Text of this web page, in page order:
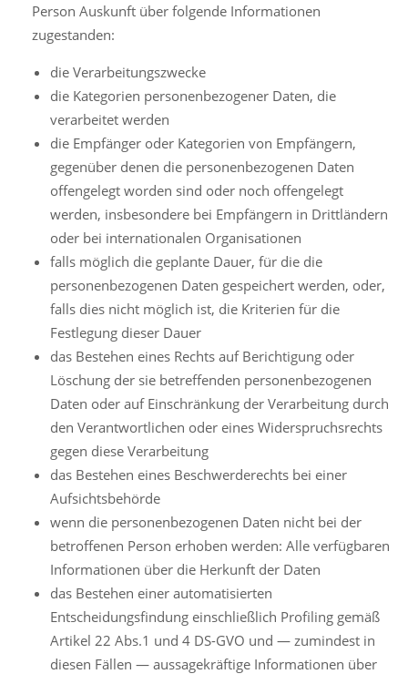
Person Auskunft über folgende Informationen
zugestanden:
die Verarbeitungszwecke
die Kategorien personenbezogener Daten, die
verarbeitet werden
die Empfänger oder Kategorien von Empfängern,
gegenüber denen die personenbezogenen Daten
offengelegt worden sind oder noch offengelegt
werden, insbesondere bei Empfängern in Drittländern
oder bei internationalen Organisationen
falls möglich die geplante Dauer, für die die
personenbezogenen Daten gespeichert werden, oder,
falls dies nicht möglich ist, die Kriterien für die
Festlegung dieser Dauer
das Bestehen eines Rechts auf Berichtigung oder
Löschung der sie betreffenden personenbezogenen
Daten oder auf Einschränkung der Verarbeitung durch
den Verantwortlichen oder eines Widerspruchsrechts
gegen diese Verarbeitung
das Bestehen eines Beschwerderechts bei einer
Aufsichtsbehörde
wenn die personenbezogenen Daten nicht bei der
betroffenen Person erhoben werden: Alle verfügbaren
Informationen über die Herkunft der Daten
das Bestehen einer automatisierten
Entscheidungsfindung einschließlich Profiling gemäß
Artikel 22 Abs.1 und 4 DS-GVO und — zumindest in
diesen Fällen — aussagekräftige Informationen über